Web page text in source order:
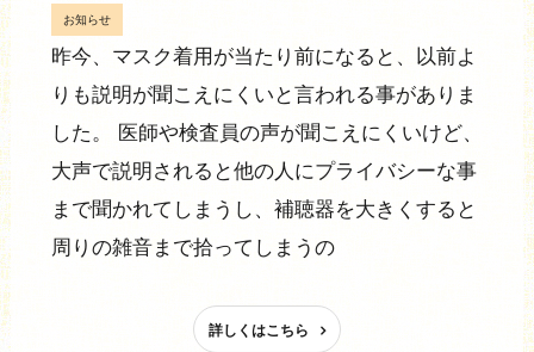
お知らせ
昨今、マスク着用が当たり前になると、以前よ
りも説明が聞こえにくいと言われる事がありま
した。 医師や検査員の声が聞こえにくいけど、
大声で説明されると他の人にプライバシーな事
まで聞かれてしまうし、補聴器を大きくすると
周りの雑音まで拾ってしまうの
詳しくはこちら